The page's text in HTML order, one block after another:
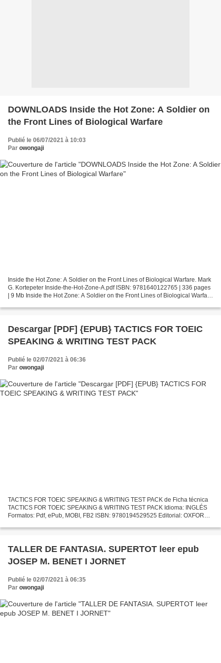
DOWNLOADS Inside the Hot Zone: A Soldier on
the Front Lines of Biological Warfare
Publié le 06/07/2021 à 10:03
Par owongaji
Inside the Hot Zone: A Soldier on the Front Lines of Biological Warfare. Mark
G. Kortepeter Inside-the-Hot-Zone-A.pdf ISBN: 9781640122765 | 336 pages
| 9 Mb Inside the Hot Zone: A Soldier on the Front Lines of Biological Warfare
Descargar [PDF] {EPUB} TACTICS FOR TOEIC
SPEAKING & WRITING TEST PACK
Publié le 02/07/2021 à 06:36
Par owongaji
TACTICS FOR TOEIC SPEAKING & WRITING TEST PACK de Ficha técnica
TACTICS FOR TOEIC SPEAKING & WRITING TEST PACK Idioma: INGLÉS
Formatos: Pdf, ePub, MOBI, FB2 ISBN: 9780194529525 Editorial: OXFORD
TALLER DE FANTASIA. SUPERTOT leer epub
JOSEP M. BENET I JORNET
Publié le 02/07/2021 à 06:35
Par owongaji